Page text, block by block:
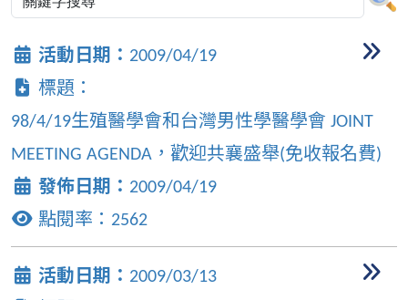
活動日期： 2009/04/19
標題：
98/4/19生殖醫學會和台灣男性學醫學會 JOINT
MEETING AGENDA，歡迎共襄盛舉(免收報名費)
發佈日期： 2009/04/19
點閱率： 2562
活動日期： 2009/03/13